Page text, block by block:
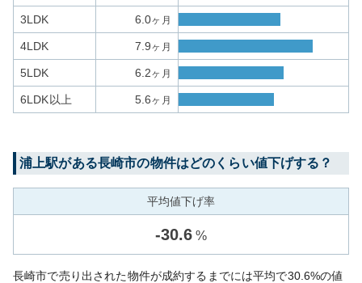
3LDK 6.0ヶ月
4LDK 7.9ヶ月
5LDK 6.2ヶ月
6LDK以上 5.6ヶ月
浦上駅がある長崎市の物件はどのくらい値下げする？
平均値下げ率
-30.6 %
長崎市で売り出された物件が成約するまでには平均で30.6%の値